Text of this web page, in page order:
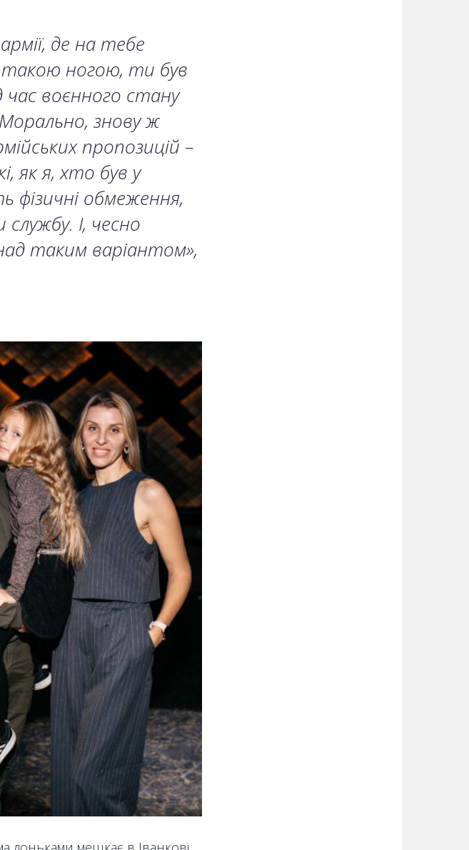
де на тебе
такою ногою, ти був
час воєнного стану
знову ж
пропозицій –
як я, хто був у
фізичні обмеження,
І, чесно
таким варіантом»,